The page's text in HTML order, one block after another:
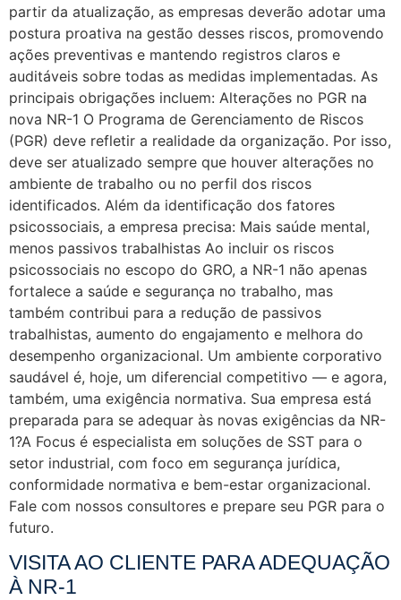
partir da atualização, as empresas deverão adotar uma
postura proativa na gestão desses riscos, promovendo
ações preventivas e mantendo registros claros e
auditáveis sobre todas as medidas implementadas. As
principais obrigações incluem: Alterações no PGR na
nova NR-1 O Programa de Gerenciamento de Riscos
(PGR) deve refletir a realidade da organização. Por isso,
deve ser atualizado sempre que houver alterações no
ambiente de trabalho ou no perfil dos riscos
identificados. Além da identificação dos fatores
psicossociais, a empresa precisa: Mais saúde mental,
menos passivos trabalhistas Ao incluir os riscos
psicossociais no escopo do GRO, a NR-1 não apenas
fortalece a saúde e segurança no trabalho, mas
também contribui para a redução de passivos
trabalhistas, aumento do engajamento e melhora do
desempenho organizacional. Um ambiente corporativo
saudável é, hoje, um diferencial competitivo — e agora,
também, uma exigência normativa. Sua empresa está
preparada para se adequar às novas exigências da NR-
1?A Focus é especialista em soluções de SST para o
setor industrial, com foco em segurança jurídica,
conformidade normativa e bem-estar organizacional.
Fale com nossos consultores e prepare seu PGR para o
futuro.
VISITA AO CLIENTE PARA ADEQUAÇÃO
À NR-1